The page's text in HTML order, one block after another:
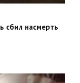
сбил насмерть